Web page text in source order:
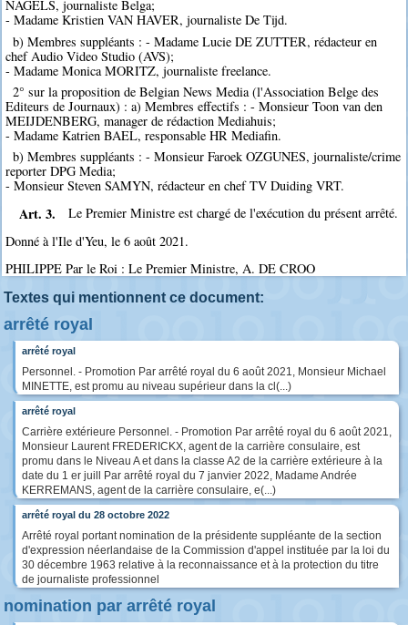
NAGELS, journaliste Belga;
- Madame Kristien VAN HAVER, journaliste De Tijd.
b) Membres suppléants : - Madame Lucie DE ZUTTER, rédacteur en
chef Audio Video Studio (AVS);
- Madame Monica MORITZ, journaliste freelance.
2° sur la proposition de Belgian News Media (l'Association Belge des
Editeurs de Journaux) : a) Membres effectifs : - Monsieur Toon van den
MEIJDENBERG, manager de rédaction Mediahuis;
- Madame Katrien BAEL, responsable HR Mediafin.
b) Membres suppléants : - Monsieur Faroek OZGUNES, journaliste/crime
reporter DPG Media;
- Monsieur Steven SAMYN, rédacteur en chef TV Duiding VRT.
Art. 3.
Le Premier Ministre est chargé de l'exécution du présent arrêté.
Donné à l'Ile d'Yeu, le 6 août 2021.
PHILIPPE Par le Roi : Le Premier Ministre, A. DE CROO
Textes qui mentionnent ce document:
arrêté royal
arrêté royal
Personnel. - Promotion Par arrêté royal du 6 août 2021, Monsieur Michael
MINETTE, est promu au niveau supérieur dans la cl(...)
arrêté royal
Carrière extérieure Personnel. - Promotion Par arrêté royal du 6 août 2021,
Monsieur Laurent FREDERICKX, agent de la carrière consulaire, est
promu dans le Niveau A et dans la classe A2 de la carrière extérieure à la
date du 1 er juill Par arrêté royal du 7 janvier 2022, Madame Andrée
KERREMANS, agent de la carrière consulaire, e(...)
arrêté royal du 28 octobre 2022
Arrêté royal portant nomination de la présidente suppléante de la section
d'expression néerlandaise de la Commission d'appel instituée par la loi du
30 décembre 1963 relative à la reconnaissance et à la protection du titre
de journaliste professionnel
nomination par arrêté royal